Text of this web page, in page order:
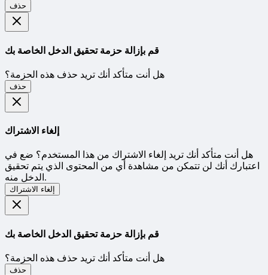
حذف
قم بإزالة حزمة تحقيق الدخل الخاصة بك
هل أنت متأكد أنك تريد حذف هذه الحزمة؟
حذف
إلغاء الاشتراك
هل أنت متأكد أنك تريد إلغاء الاشتراك من هذا المستخدم؟ ضع في
اعتبارك أنك لن تتمكن من مشاهدة أي من المحتوى الذي يتم تحقيق
الدخل منه.
إلغاء الاشتراك
قم بإزالة حزمة تحقيق الدخل الخاصة بك
هل أنت متأكد أنك تريد حذف هذه الحزمة؟
حذف